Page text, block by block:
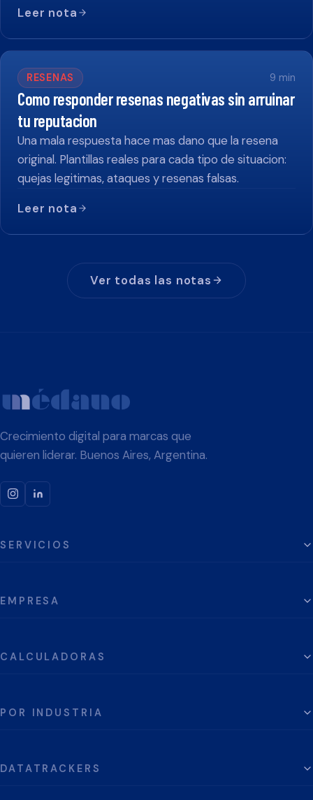
Leer nota
RESENAS 9 min
Como responder resenas negativas sin arruinar
tu reputacion
Una mala respuesta hace mas dano que la resena
original. Plantillas reales para cada tipo de situacion:
quejas legitimas, ataques y resenas falsas.
Leer nota
Ver todas las notas
Crecimiento digital para marcas que
quieren liderar. Buenos Aires, Argentina.
SERVICIOS
EMPRESA
CALCULADORAS
POR INDUSTRIA
DATATRACKERS